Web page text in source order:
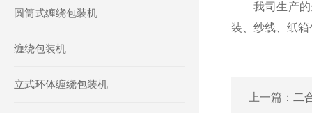
圆筒式缠绕包装机
缠绕包装机
立式环体缠绕包装机
我司生产的全
装、纱线、纸
上一篇： 二